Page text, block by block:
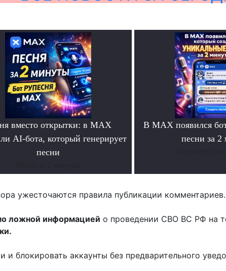
вместо открытки: в MAX
AI-бота, который генерирует
песни
В MAX появился
песни за
ужесточаются правила публикации комментариев.
ложной информацией о проведении СВО ВС РФ на
блокировать аккаунты без предварительного